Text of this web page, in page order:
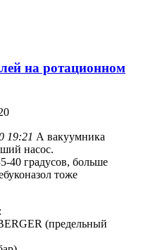
на ротационном
19:21 А вакуумника
насос.
40 градусов, больше
тоже
(предельный